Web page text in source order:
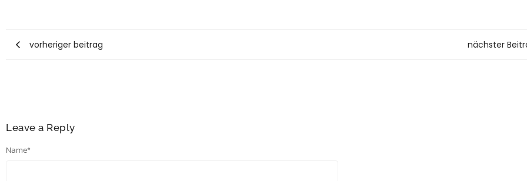
vorheriger beitrag nächster
Leave a Reply
Name*